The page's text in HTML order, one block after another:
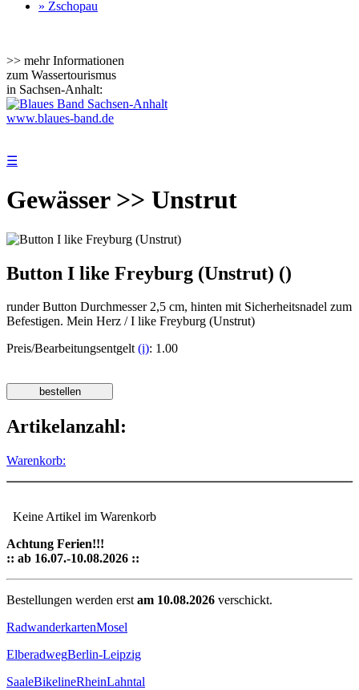
» Zschopau
>> mehr Informationen
zum Wassertourismus
in Sachsen-Anhalt:
www.blaues-band.de
☰
Gewässer >> Unstrut
Button I like Freyburg (Unstrut) ()
runder Button Durchmesser 2,5 cm, hinten mit Sicherheitsnadel zum
Befestigen. Mein Herz / I like Freyburg (Unstrut)
Preis/Bearbeitungsentgelt(i): 1.00
Artikelanzahl:
Warenkorb:
Keine Artikel im Warenkorb
Achtung Ferien!!!
:: ab 16.07.-10.08.2026 ::
Bestellungen werden erst am 10.08.2026 verschickt.
RadwanderkartenMosel
ElberadwegBerlin-Leipzig
SaaleBikelineRheinLahntal